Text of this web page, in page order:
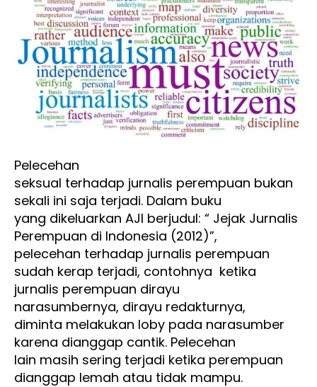
Pelecehan
seksual terhadap jurnalis perempuan bukan
sekali ini saja terjadi. Dalam buku
yang dikeluarkan AJI berjudul: “ Jejak Jurnalis
Perempuan di Indonesia (2012)”,
pelecehan terhadap jurnalis perempuan
sudah kerap terjadi, contohnya ketika
jurnalis perempuan dirayu
narasumbernya, dirayu redakturnya,
diminta melakukan loby pada narasumber
karena dianggap cantik. Pelecehan
lain masih sering terjadi ketika perempuan
dianggap lemah atau tidak mampu.